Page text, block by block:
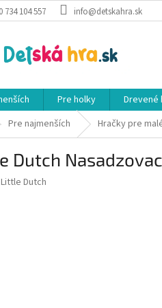
734 104 557 info@detskahra.sk
Pre holky Drevené
Pre najmenších Hračky pre
Dutch
Little Dutch